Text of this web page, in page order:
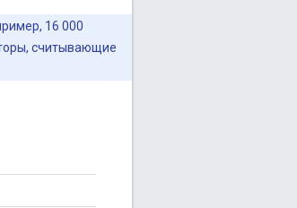
16 000
считывающие